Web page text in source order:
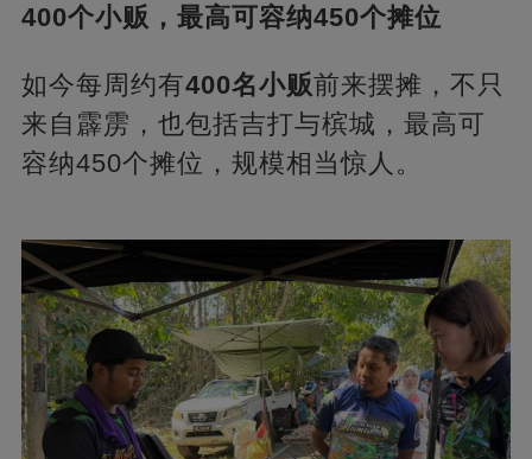
400个小贩，最高可容纳450个摊位
如今每周约有400名小贩前来摆摊，不只
来自霹雳，也包括吉打与槟城，最高可
容纳450个摊位，规模相当惊人。